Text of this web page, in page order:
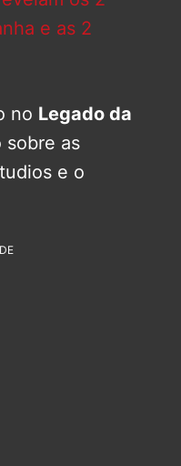
e as 2
no Legado da
sobre as
e o